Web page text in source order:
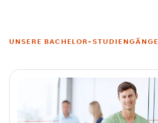
UNSERE BACHELOR-STUDIENGÄNGE